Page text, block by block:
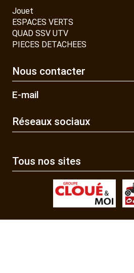
Jouet
ESPACES VERTS
QUAD SSV UTV
PIECES DETACHEES
Nous contacter
E-mail
Réseaux sociaux
Tous nos sites